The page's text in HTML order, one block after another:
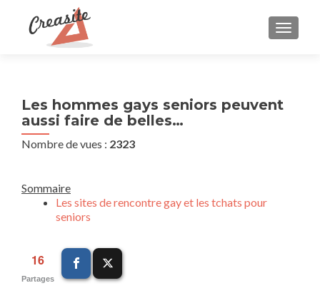
Les hommes gays seniors peuvent
aussi faire de belles…
Nombre de vues : 2323
Sommaire
Les sites de rencontre gay et les tchats pour
seniors
16
Partages
Navigation
des